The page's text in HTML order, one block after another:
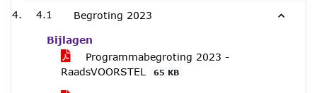
4.1 Begroting 2023
Bijlagen
Programmabegroting 2023 -
RaadsVOORSTEL
65 KB